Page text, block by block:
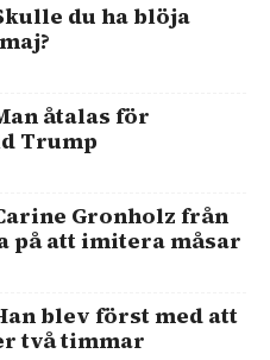
du ha blöja
åtalas för
Trump
Gronholz från
på att imitera måsar
blev först med att
två timmar